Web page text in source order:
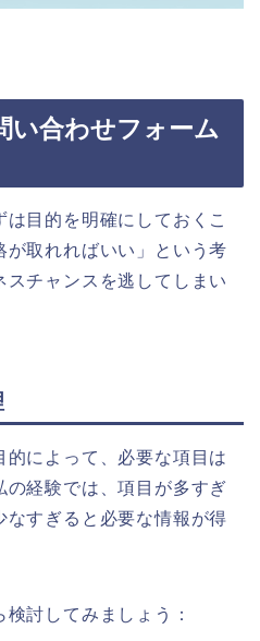
い合わせフォーム
目的を明確にしておくこ
が取れればいい」という考
スチャンスを逃してしまい
によって、必要な項目は
の経験では、項目が多すぎ
なすぎると必要な情報が得
討してみましょう：